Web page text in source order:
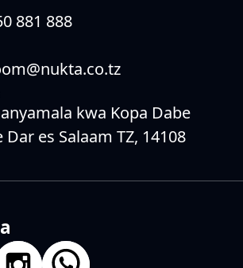
881 888
kwa Kopa Dabe
Dar es Salaam TZ, 14108